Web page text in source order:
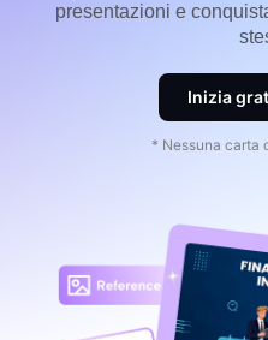
presentazioni e
Inizia
* Nessuna carta